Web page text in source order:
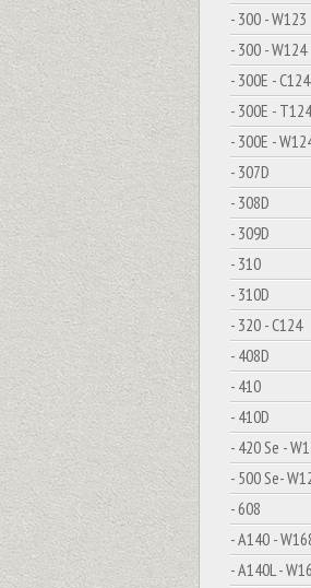
- 300 - W123
- 300 - W124
- 300E - C124
- 300E - T124
- 300E -
- 307D
- 308D
- 309D
- 310
- 310D
- 320 - C124
- 408D
- 410
- 410D
- 420 Se -
- 500 Se-
- 608
- A140 -
- A140L -